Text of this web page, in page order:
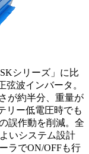
シリーズ」に比
弦波インバータ。
が約半分、重量が
リー低電圧時でも
誤作動を削減。全
いシステム設計
ラでON/OFFも行